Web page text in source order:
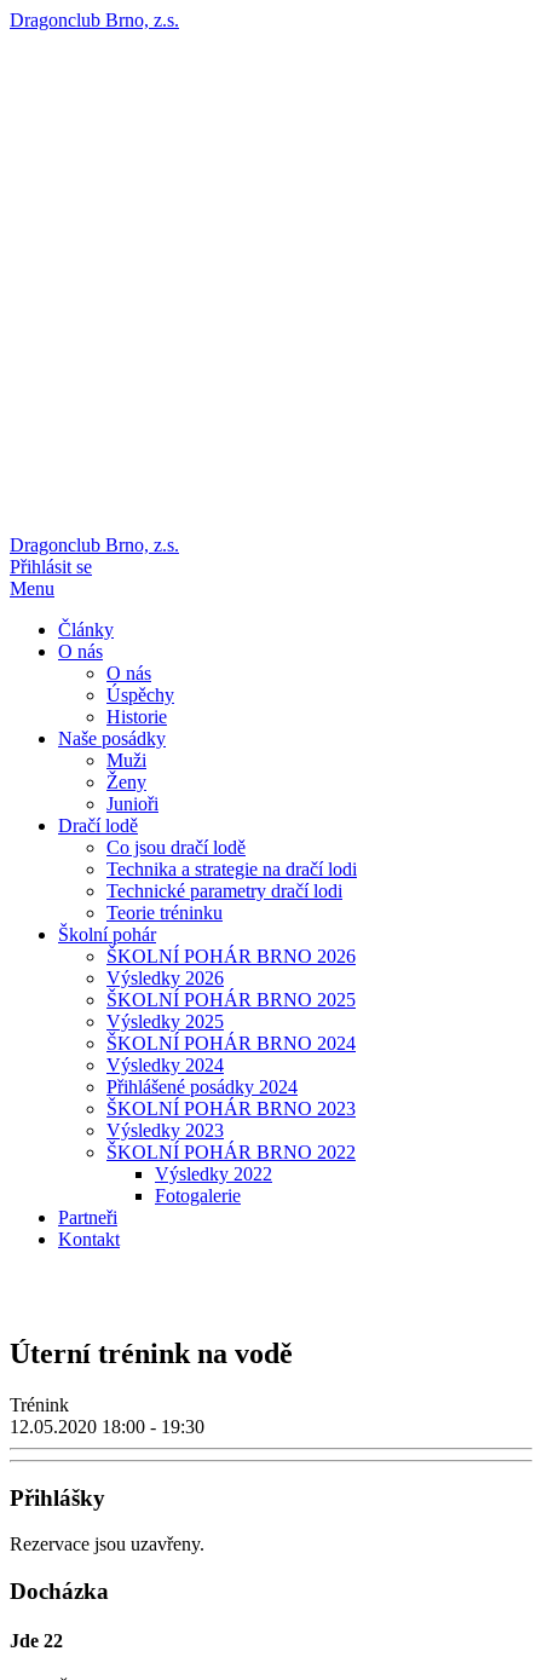
Dragonclub Brno, z.s.
Dragonclub Brno, z.s.
Přihlásit se
Menu
Články
O nás
O nás
Úspěchy
Historie
Naše posádky
Muži
Ženy
Junioři
Dračí lodě
Co jsou dračí lodě
Technika a strategie na dračí lodi
Technické parametry dračí lodi
Teorie tréninku
Školní pohár
ŠKOLNÍ POHÁR BRNO 2026
Výsledky 2026
ŠKOLNÍ POHÁR BRNO 2025
Výsledky 2025
ŠKOLNÍ POHÁR BRNO 2024
Výsledky 2024
Přihlášené posádky 2024
ŠKOLNÍ POHÁR BRNO 2023
Výsledky 2023
ŠKOLNÍ POHÁR BRNO 2022
Výsledky 2022
Fotogalerie
Partneři
Kontakt
Úterní trénink na vodě
Trénink
12.05.2020 18:00 - 19:30
Přihlášky
Rezervace jsou uzavřeny.
Docházka
Jde 22